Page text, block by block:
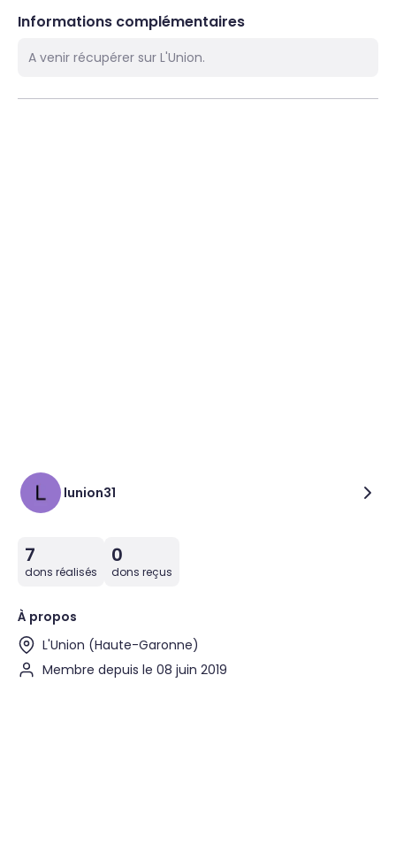
Informations complémentaires
A venir récupérer sur L'Union.
lunion31
7
dons réalisés
0
dons reçus
À propos
L'Union (Haute-Garonne)
Membre depuis le 08 juin 2019